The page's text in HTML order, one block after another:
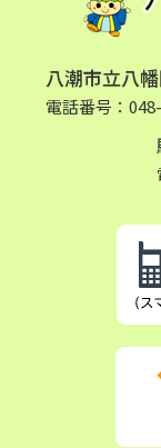
八潮市立八
電話番号：